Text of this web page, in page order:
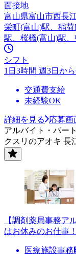
面接地
富山県富山市西長
栄町(富山)駅、稲
駅、桜橋(富山)駅
シフト
1日3時間 週3日か
交通費支給
未経験OK
詳細を見る
応募画
アルバイト・パート
クスリのアオキ 長
【調剤薬局事務ア
はお休みのお仕事！
医療施設事務